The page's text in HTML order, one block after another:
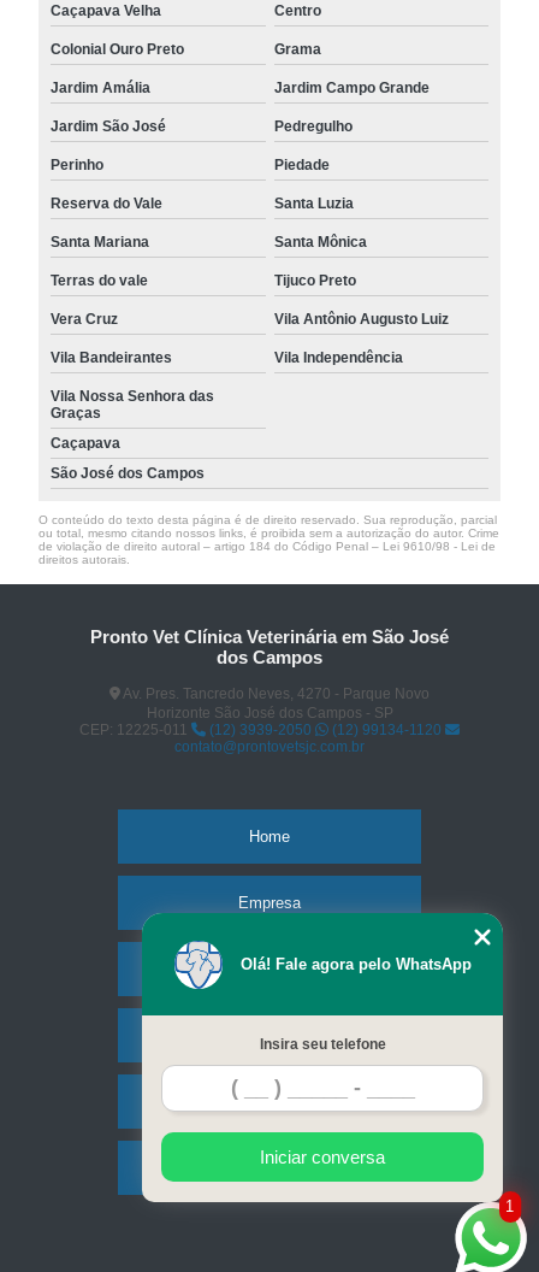
Caçapava Velha Centro
Colonial Ouro Preto Grama
Jardim Amália Jardim Campo Grande
Jardim São José Pedregulho
Perinho Piedade
Reserva do Vale Santa Luzia
Santa Mariana Santa Mônica
Terras do vale Tijuco Preto
Vera Cruz Vila Antônio Augusto Luiz
Vila Bandeirantes Vila Independência
Vila Nossa Senhora das
Graças
Caçapava
São José dos Campos
O conteúdo do texto desta página é de direito reservado. Sua reprodução, parcial
ou total, mesmo citando nossos links, é proibida sem a autorização do autor. Crime
de violação de direito autoral – artigo 184 do Código Penal – Lei 9610/98 - Lei de
direitos autorais
Pronto Vet Clínica Veterinária em São José
dos Campos
Av. Pres. Tancredo Neves, 4270 - Parque Novo
Horizonte São José dos Campos - SP
CEP: 12225-011
(12) 3939-2050
(12) 99134-1120
contato@prontovetsjc.com.br
Home
Empresa
Missão
Serviços
Contato
Mapa do site
1
Olá! Fale agora pelo WhatsApp
Insira seu telefone
Iniciar conversa